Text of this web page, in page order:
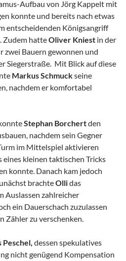
Aufbau von Jörg Kappelt mit
konnte und bereits nach etwas
entscheidenden Königsangriff
Zudem hatteOliver Kniest in der
zwei Bauern gewonnen und
Siegerstraße. Mit Blick auf diese
Markus Schmuckseine
nachdem er komfortabel
Stephan Borchertden
nachdem sein Gegner
im Mittelspiel aktivieren
kleinen taktischen Tricks
konnte. Danach kam jedoch
brachteOllidas
Auslassen zahlreicher
ein Dauerschach zuzulassen
Zähler zu verschenken.
Peschel, dessen spekulatives
nicht genügend Kompensation